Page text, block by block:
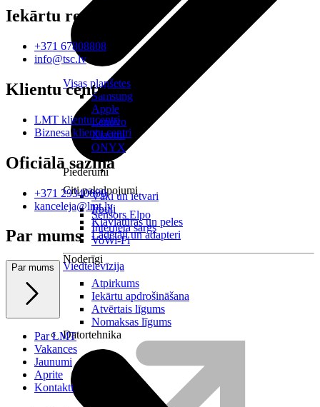
Citi pakalpojumi
Sensors Elpo
Interneta sargs
VoWi-Fi
Viedtelevīzija
Visas planšetes
Samsung
Apple
Lenovo
Xiaomi
ONYX
Piederumi
Vāki un ietvari
Irbuļi
Klaviatūras un peles
Lādētāji un adapteri
Noderīgi
Atpirkums
Iekārtu apdrošināšana
Atvērtais līgums
Nomaksas līgums
Datortehnika
Iekārtu remonts
+371 67808808
info@tsc.lv
Klientu centri
LMT klientu centri
Biznesa klientu centri
Oficiālā saziņa
+371 29340000
kanceleja@lmt.lv
Par mums
Par mums
Par LMT
Vakances
Jaunumi
Aprite
Kontakti